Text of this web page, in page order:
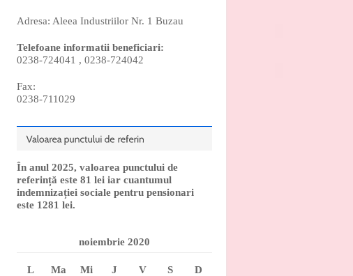
Adresa: Aleea Industriilor Nr. 1 Buzau
Telefoane informatii beneficiari:
0238-724041 , 0238-724042
Fax:
0238-711029
În anul 2025, valoarea punctului de
referință este 81 lei iar cuantumul
indemnizației sociale pentru pensionari
este 1281 lei.
noiembrie 2020
L Ma Mi J V S
D